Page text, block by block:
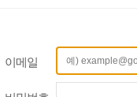
이메일